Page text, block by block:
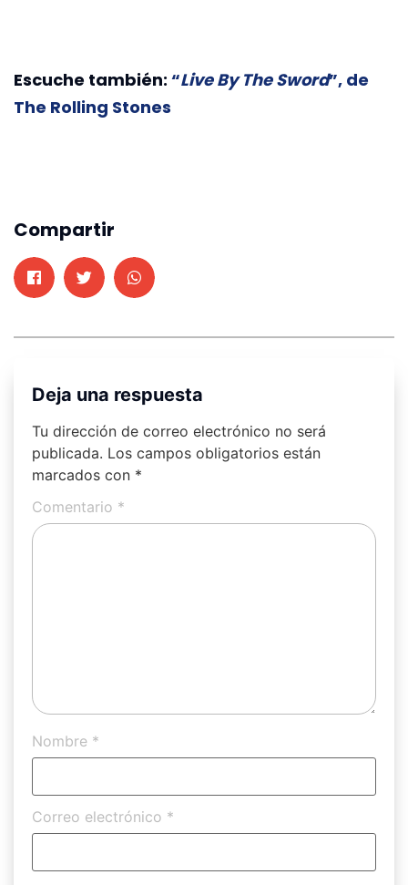
Escuche también: “Live By The Sword”, de
The Rolling Stones
Compartir
Deja una respuesta
Tu dirección de correo electrónico no será
publicada. Los campos obligatorios están
marcados con *
Comentario *
Nombre *
Correo electrónico *